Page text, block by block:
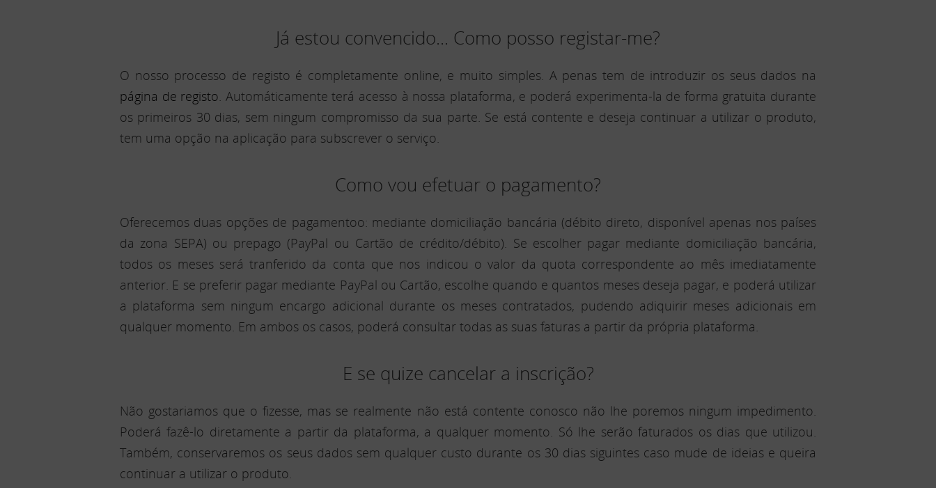
Já estou convencido... Como posso registar-me?
O nosso processo de registo é completamente online, e muito simples. A penas tem de introduzir os seus dados na
página de registo . Automáticamente terá acesso à nossa plataforma, e poderá experimenta-la de forma gratuita durante
os primeiros 30 dias, sem ningum compromisso da sua parte. Se está contente e deseja continuar a utilizar o produto,
tem uma opção na aplicação para subscrever o serviço.
Como vou efetuar o pagamento?
Oferecemos duas opções de pagamentoo: mediante domiciliação bancária (débito direto, disponível apenas nos países
da zona SEPA) ou prepago (PayPal ou Cartão de crédito/débito). Se escolher pagar mediante domiciliação bancária,
todos os meses será tranferido da conta que nos indicou o valor da quota correspondente ao mês imediatamente
anterior. E se preferir pagar mediante PayPal ou Cartão, escolhe quando e quantos meses deseja pagar, e poderá utilizar
a plataforma sem ningum encargo adicional durante os meses contratados, pudendo adiquirir meses adicionais em
qualquer momento. Em ambos os casos, poderá consultar todas as suas faturas a partir da própria plataforma.
E se quize cancelar a inscrição?
Não gostariamos que o fizesse, mas se realmente não está contente conosco não lhe poremos ningum impedimento.
Poderá fazê-lo diretamente a partir da plataforma, a qualquer momento. Só lhe serão faturados os dias que utilizou.
Também, conservaremos os seus dados sem qualquer custo durante os 30 dias siguintes caso mude de ideias e queira
continuar a utilizar o produto.